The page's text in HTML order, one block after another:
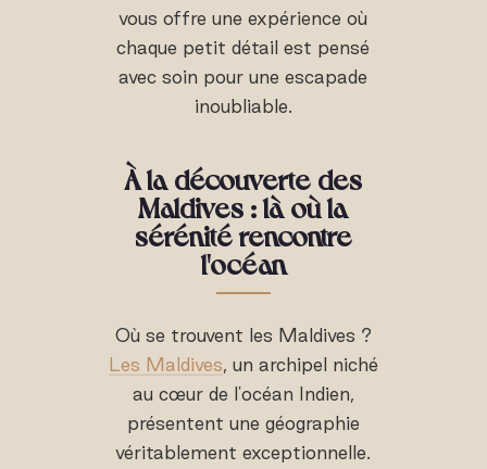
vous offre une expérience où
chaque petit détail est pensé
avec soin pour une escapade
inoubliable.
À la découverte des
Maldives : là où la
sérénité rencontre
l'océan
Où se trouvent les Maldives ?
Les Maldives, un archipel niché
au cœur de l'océan Indien,
présentent une géographie
véritablement exceptionnelle.